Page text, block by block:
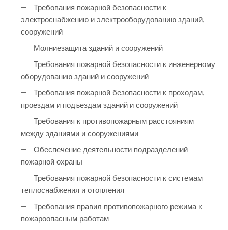
Требования пожарной безопасности к
электроснабжению и электрооборудованию зданий,
сооружений
Молниезащита зданий и сооружений
Требования пожарной безопасности к инженерному
оборудованию зданий и сооружений
Требования пожарной безопасности к проходам,
проездам и подъездам зданий и сооружений
Требования к противопожарным расстояниям
между зданиями и сооружениями
Обеспечение деятельности подразделений
пожарной охраны
Требования пожарной безопасности к системам
теплоснабжения и отопления
Требования правил противопожарного режима к
пожароопасным работам